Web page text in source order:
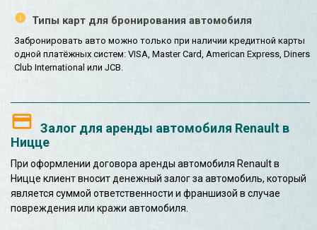
Типы карт для бронирования автомобиля
Забронировать авто можно только при наличии кредитной карты
одной платёжных систем: VISA, Master Card, American Express, Diners
Club International или JCB.
Залог для аренды автомобиля Renault в
Ницце
При оформлении договора аренды автомобиля Renault в
Ницце клиент вносит денежный залог за автомобиль, который
является суммой ответственности и франшизой в случае
повреждения или кражи автомобиля.